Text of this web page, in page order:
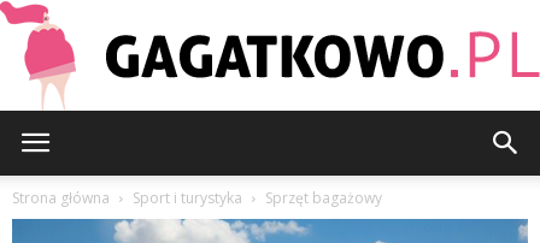
Strona główna Sport i turystyka Sprzęt bagażowy